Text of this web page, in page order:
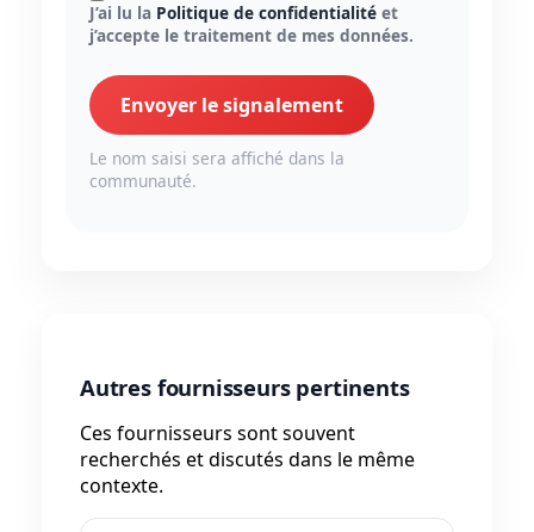
J’ai lu la Politique de confidentialité et
j’accepte le traitement de mes données.
Envoyer le signalement
Le nom saisi sera affiché dans la
communauté.
Autres fournisseurs pertinents
Ces fournisseurs sont souvent
recherchés et discutés dans le même
contexte.